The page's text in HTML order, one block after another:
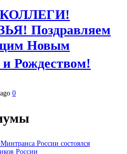
Поздравляем
Новым
и Рождеством!
0